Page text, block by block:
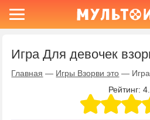
Игра Для девочек
Главная — Игры Взорви это —
Рейтинг: